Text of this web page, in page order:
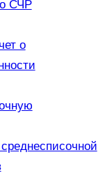
СЧР
о